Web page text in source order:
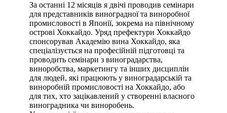
За останні 12 місяців я двічі проводив семінари
для представників виноградної та виноробної
промисловості в Японії, зокрема на північному
острові Хоккайдо. Уряд префектури Хоккайдо
спонсорував Академію вина Хоккайдо, яка
спеціалізується на професійній підготовці та
проводить семінари з виноградарства,
виноробства, маркетингу та інших дисциплін
для людей, які працюють у виноградарській та
виноробній промисловості на Хоккайдо, або
для тих, хто зацікавлений у створенні власного
виноградника чи виноробень.